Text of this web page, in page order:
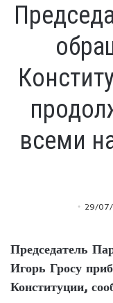
всеми
29/
Председатель
Игорь Гросу
Конституции,